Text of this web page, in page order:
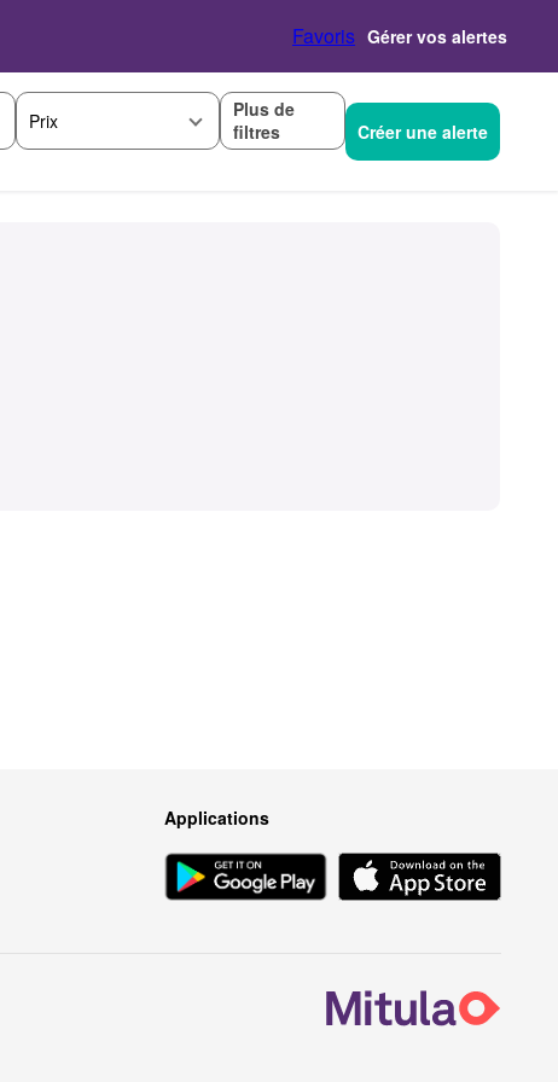
Favoris Gérer vos alertes
Prix
Plus de
filtres
Créer une alerte
Applications